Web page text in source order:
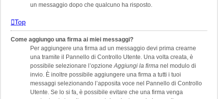
un messaggio dopo che qualcuno ha risposto.
Top
Come aggiungo una firma ai miei messaggi?
Per aggiungere una firma ad un messaggio devi prima crearne
una tramite il Pannello di Controllo Utente. Una volta creata, è
possibile selezionare l’opzione Aggiungi la firma nel modulo di
invio. È inoltre possibile aggiungere una firma a tutti i tuoi
messaggi selezionando l’apposita voce nel Pannello di Controllo
Utente. Se lo si fa, è possibile evitare che una firma venga